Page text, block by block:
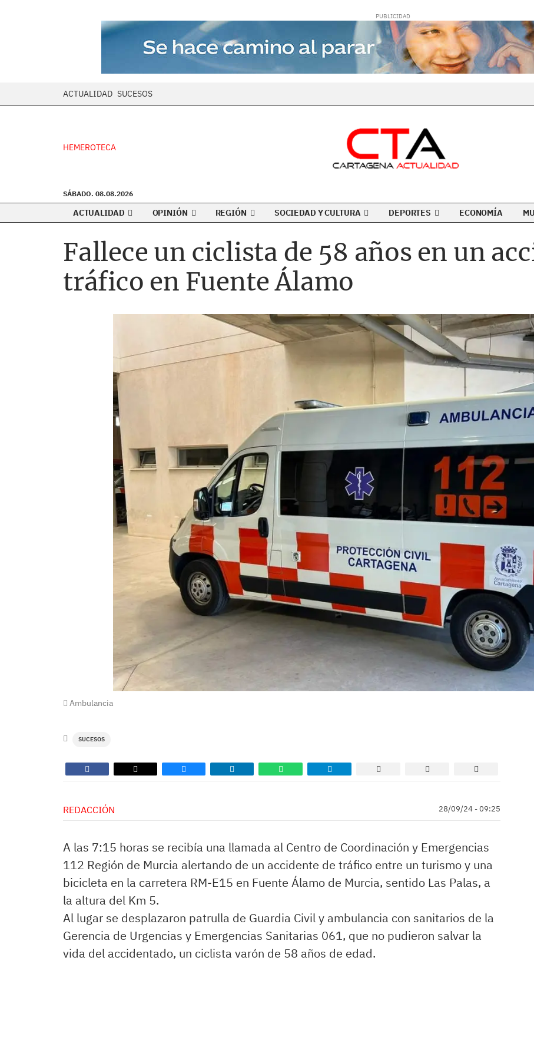
ACTUALIDAD SUCESOS
HEMEROTECA
SÁBADO. 08.08.2026
ACTUALIDAD OPINIÓN REGIÓN SOCIEDAD Y CULTURA DEPORTES ECONOMÍA
Fallece un ciclista de 58 años en un
tráfico en Fuente Álamo
Ambulancia
SUCESOS
REDACCIÓN 28/09/24 - 09:25
A las 7:15 horas se recibía una llamada al Centro de Coordinación y Emergencias
112 Región de Murcia alertando de un accidente de tráfico entre un turismo y una
bicicleta en la carretera RM-E15 en Fuente Álamo de Murcia, sentido Las Palas, a
la altura del Km 5.
Al lugar se desplazaron patrulla de Guardia Civil y ambulancia con sanitarios de la
Gerencia de Urgencias y Emergencias Sanitarias 061, que no pudieron salvar la
vida del accidentado, un ciclista varón de 58 años de edad.